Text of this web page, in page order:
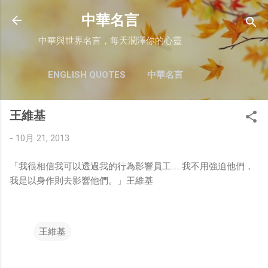
跳至主要內容
中華名言
中華與世界名言，每天潤澤你的心靈
ENGLISH QUOTES 中華名言
王維基
- 10月 21, 2013
「我很相信我可以透過我的行為影響員工……我不用強迫他們，
我是以身作則去影響他們。」王維基
王維基